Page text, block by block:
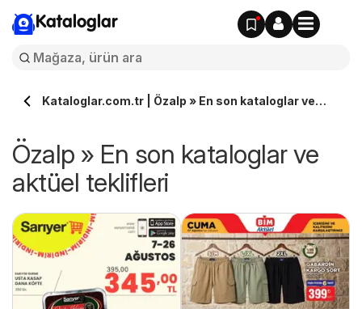
Kataloglar
Kataloglar.com.tr | Özalp » En son kataloglar ve
Özalp » En son kataloglar ve
aktüel teklifleri